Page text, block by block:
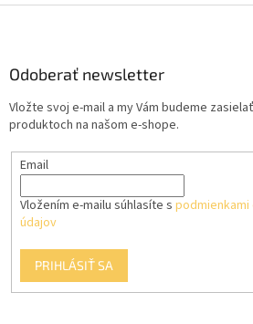
Odoberať newsletter
Vložte svoj e-mail a my Vám budeme
produktoch na našom e-shope.
Email
Vložením e-mailu súhlasíte s
údajov
PRIHLÁSIŤ SA